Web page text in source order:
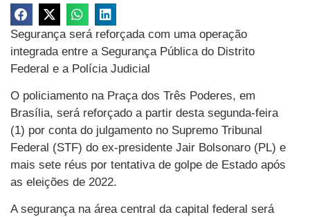
Segurança será reforçada com uma operação
integrada entre a Segurança Pública do Distrito
Federal e a Polícia Judicial
O policiamento na Praça dos Três Poderes, em
Brasília, será reforçado a partir desta segunda-feira
(1) por conta do julgamento no Supremo Tribunal
Federal (STF) do ex-presidente Jair Bolsonaro (PL) e
mais sete réus por tentativa de golpe de Estado após
as eleições de 2022.
A segurança na área central da capital federal será